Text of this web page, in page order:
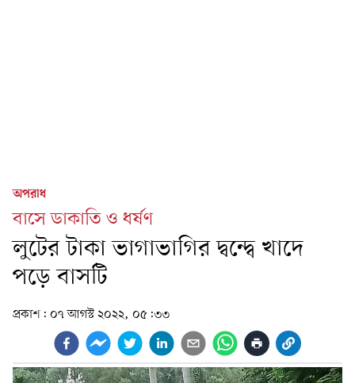
অপরাধ
বাসে ডাকাতি ও ধর্ষণ
লুটের টাকা ভাগাভাগির দ্বন্দ্বে খাদে
পড়ে বাসটি
প্রকাশ: ০৭ আগস্ট ২০২২, ০৫:৩৩